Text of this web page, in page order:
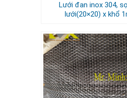
Lưới đan inox 304,
lưới(20×20) x khổ